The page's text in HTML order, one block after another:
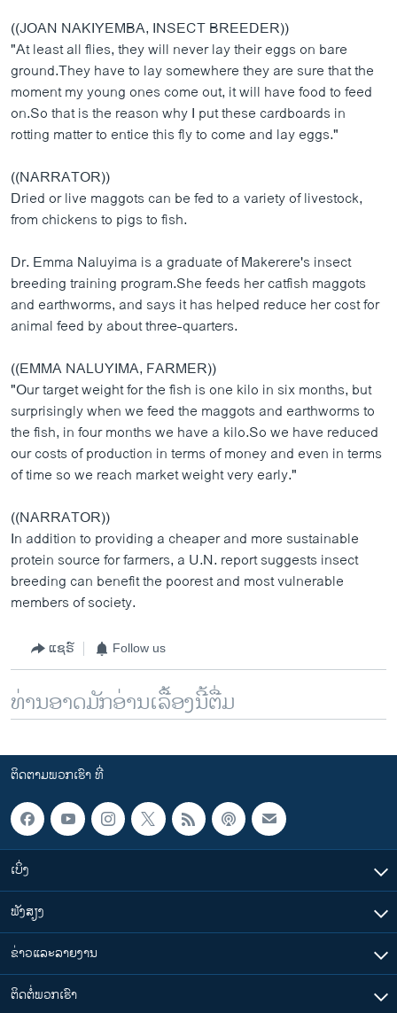
((JOAN NAKIYEMBA, INSECT BREEDER))
"At least all flies, they will never lay their eggs on bare
ground.They have to lay somewhere they are sure that the
moment my young ones come out, it will have food to feed
on.So that is the reason why I put these cardboards in
rotting matter to entice this fly to come and lay eggs."
((NARRATOR))
Dried or live maggots can be fed to a variety of livestock,
from chickens to pigs to fish.
Dr. Emma Naluyima is a graduate of Makerere's insect
breeding training program.She feeds her catfish maggots
and earthworms, and says it has helped reduce her cost for
animal feed by about three-quarters.
((EMMA NALUYIMA, FARMER))
"Our target weight for the fish is one kilo in six months, but
surprisingly when we feed the maggots and earthworms to
the fish, in four months we have a kilo.So we have reduced
our costs of production in terms of money and even in terms
of time so we reach market weight very early."
((NARRATOR))
In addition to providing a cheaper and more sustainable
protein source for farmers, a U.N. report suggests insect
breeding can benefit the poorest and most vulnerable
members of society.
ແຊຣ໌ Follow us
ທ່ານອາດມັກອ່ານເລື້ອງນີ້ຕື່ມ
ຕິດຕາມພວກເຮົາ ທີ່
ເບິ່ງ
ຟັງສຽງ
ຂ່າວແລະລາຍງານ
ຕິດຕໍ່ພວກເຮົາ